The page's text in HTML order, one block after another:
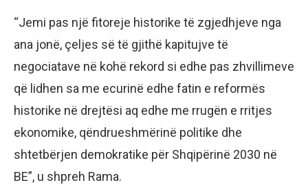
“Jemi pas një fitoreje historike të zgjedhjeve nga
ana jonë, çeljes së të gjithë kapitujve të
negociatave në kohë rekord si edhe pas zhvillimeve
që lidhen sa me ecurinë edhe fatin e reformës
historike në drejtësi aq edhe me rrugën e rritjes
ekonomike, qëndrueshmërinë politike dhe
shtetbërjen demokratike për Shqipërinë 2030 në
BE”, u shpreh Rama.